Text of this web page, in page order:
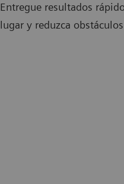
Entregue resultados
lugar y reduzca